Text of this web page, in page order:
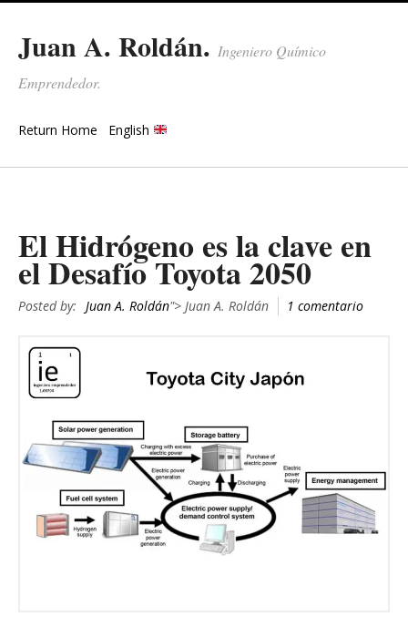
Juan A. Roldán. Ingeniero Químico
Emprendedor.
Return Home English
El Hidrógeno es la clave en
el Desafío Toyota 2050
Posted by: Juan A. Roldán"> Juan A. Roldán 1 comentario